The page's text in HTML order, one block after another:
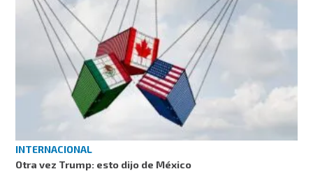
INTERNACIONAL
Otra vez Trump: esto dijo de México